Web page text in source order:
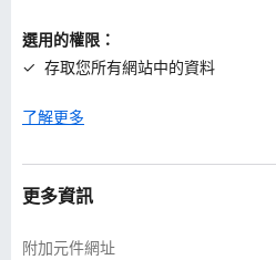
選用的權限：
存取您所有網站中的資料
了解更多
更多資訊
附加元件網址